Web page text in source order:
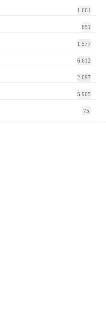
1.661
651
1.577
6.612
2.097
5.905
75